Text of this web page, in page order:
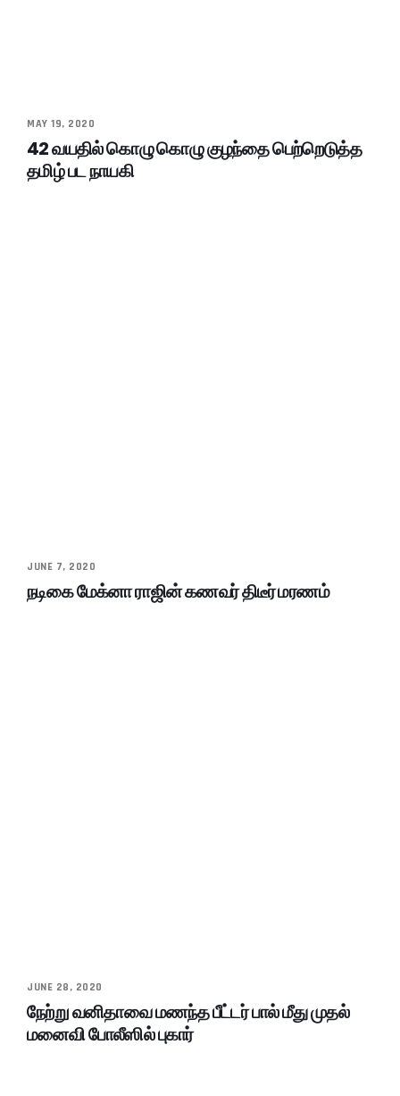
MAY 19, 2020
42 வயதில் கொழு கொழு குழந்தை பெற்றெடுத்த
தமிழ் பட நாயகி
JUNE 7, 2020
நடிகை மேக்னா ராஜின் கணவர் திடீர் மரணம்
JUNE 28, 2020
நேற்று வனிதாவை மணந்த பீட்டர் பால் மீது முதல்
மனைவி போலீஸில் புகார்